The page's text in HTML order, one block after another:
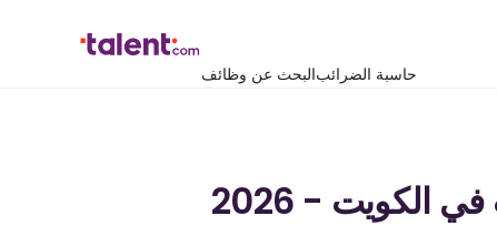
البحث عن وظائفحاسبة الضرائب